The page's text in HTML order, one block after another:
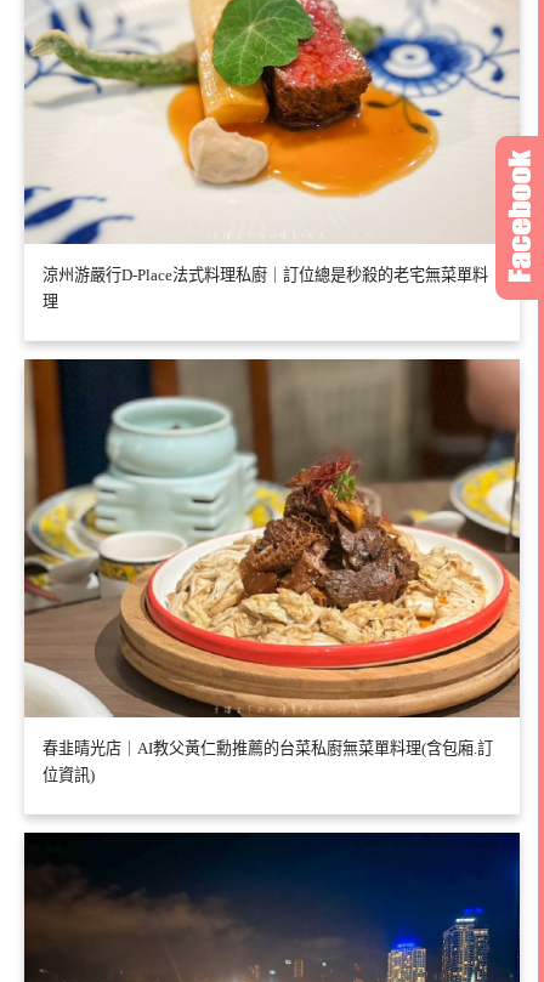
涼州游嚴行D-Place法式料理私廚｜訂位總是秒殺的老宅無菜單料
理
春韭晴光店｜AI教父黃仁勳推薦的台菜私廚無菜單料理(含包廂.訂
位資訊)